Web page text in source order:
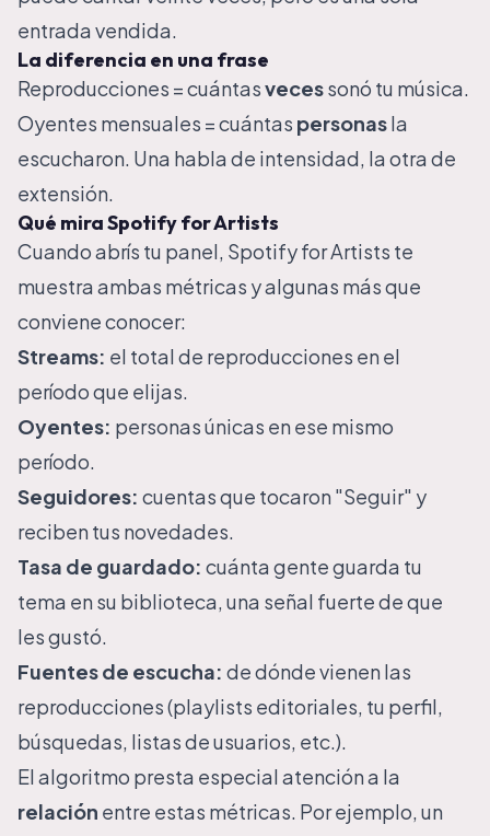
entrada vendida.
La diferencia en una frase
Reproducciones = cuántasvecessonó tu música.
Oyentes mensuales = cuántas personasla
escucharon. Una habla de intensidad, la otra de
extensión.
Qué mira Spotify for Artists
Cuando abrís tu panel, Spotify for Artists te
muestra ambas métricas y algunas más que
conviene conocer:
Streams: el total de reproducciones en el
período que elijas.
Oyentes: personas únicas en ese mismo
período.
Seguidores: cuentas que tocaron "Seguir" y
reciben tus novedades.
Tasa de guardado: cuánta gente guarda tu
tema en su biblioteca, una señal fuerte de que
les gustó.
Fuentes de escucha: de dónde vienen las
reproducciones (playlists editoriales, tu perfil,
búsquedas, listas de usuarios, etc.).
El algoritmo presta especial atención a la
relación entre estas métricas. Por ejemplo, un